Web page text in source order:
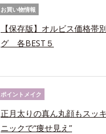
お買い物情報
【保存版】オルビス価格帯
グ 各BEST５
ポイントメイク
正月太りの真ん丸顔もスッ
ニックで“痩せ見え”